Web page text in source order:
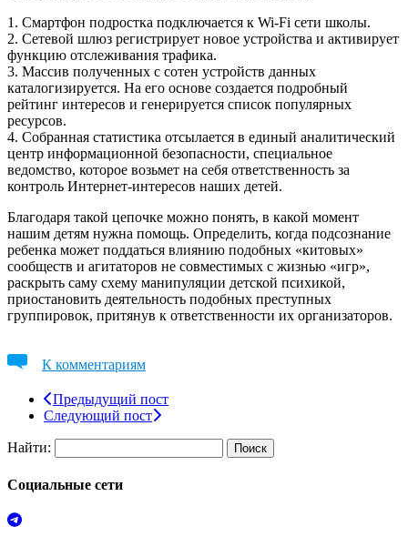
1. Смартфон подростка подключается к Wi-Fi сети школы.
2. Сетевой шлюз регистрирует новое устройства и активирует
функцию отслеживания трафика.
3. Массив полученных с сотен устройств данных
каталогизируется. На его основе создается подробный
рейтинг интересов и генерируется список популярных
ресурсов.
4. Собранная статистика отсылается в единый аналитический
центр информационной безопасности, специальное
ведомство, которое возьмет на себя ответственность за
контроль Интернет-интересов наших детей.
Благодаря такой цепочке можно понять, в какой момент
нашим детям нужна помощь. Определить, когда подсознание
ребенка может поддаться влиянию подобных «китовых»
сообществ и агитаторов не совместимых с жизнью «игр»,
раскрыть саму схему манипуляции детской психикой,
приостановить деятельность подобных преступных
группировок, притянув к ответственности их организаторов.
К комментариям
Предыдущий пост
Следующий пост
Найти:
Социальные сети